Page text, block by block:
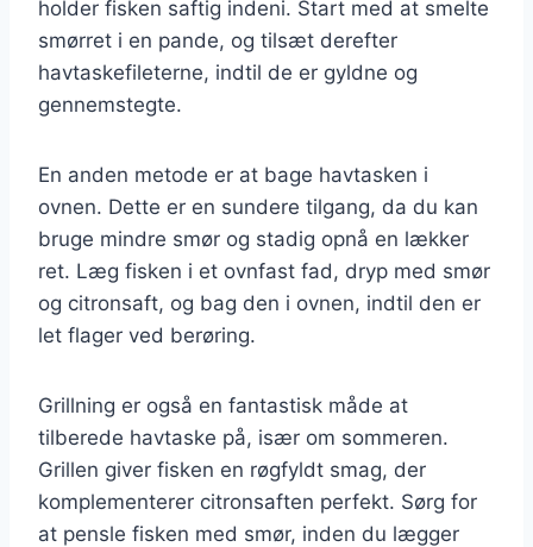
holder fisken saftig indeni. Start med at smelte
smørret i en pande, og tilsæt derefter
havtaskefileterne, indtil de er gyldne og
gennemstegte.
En anden metode er at bage havtasken i
ovnen. Dette er en sundere tilgang, da du kan
bruge mindre smør og stadig opnå en lækker
ret. Læg fisken i et ovnfast fad, dryp med smør
og citronsaft, og bag den i ovnen, indtil den er
let flager ved berøring.
Grillning er også en fantastisk måde at
tilberede havtaske på, især om sommeren.
Grillen giver fisken en røgfyldt smag, der
komplementerer citronsaften perfekt. Sørg for
at pensle fisken med smør, inden du lægger